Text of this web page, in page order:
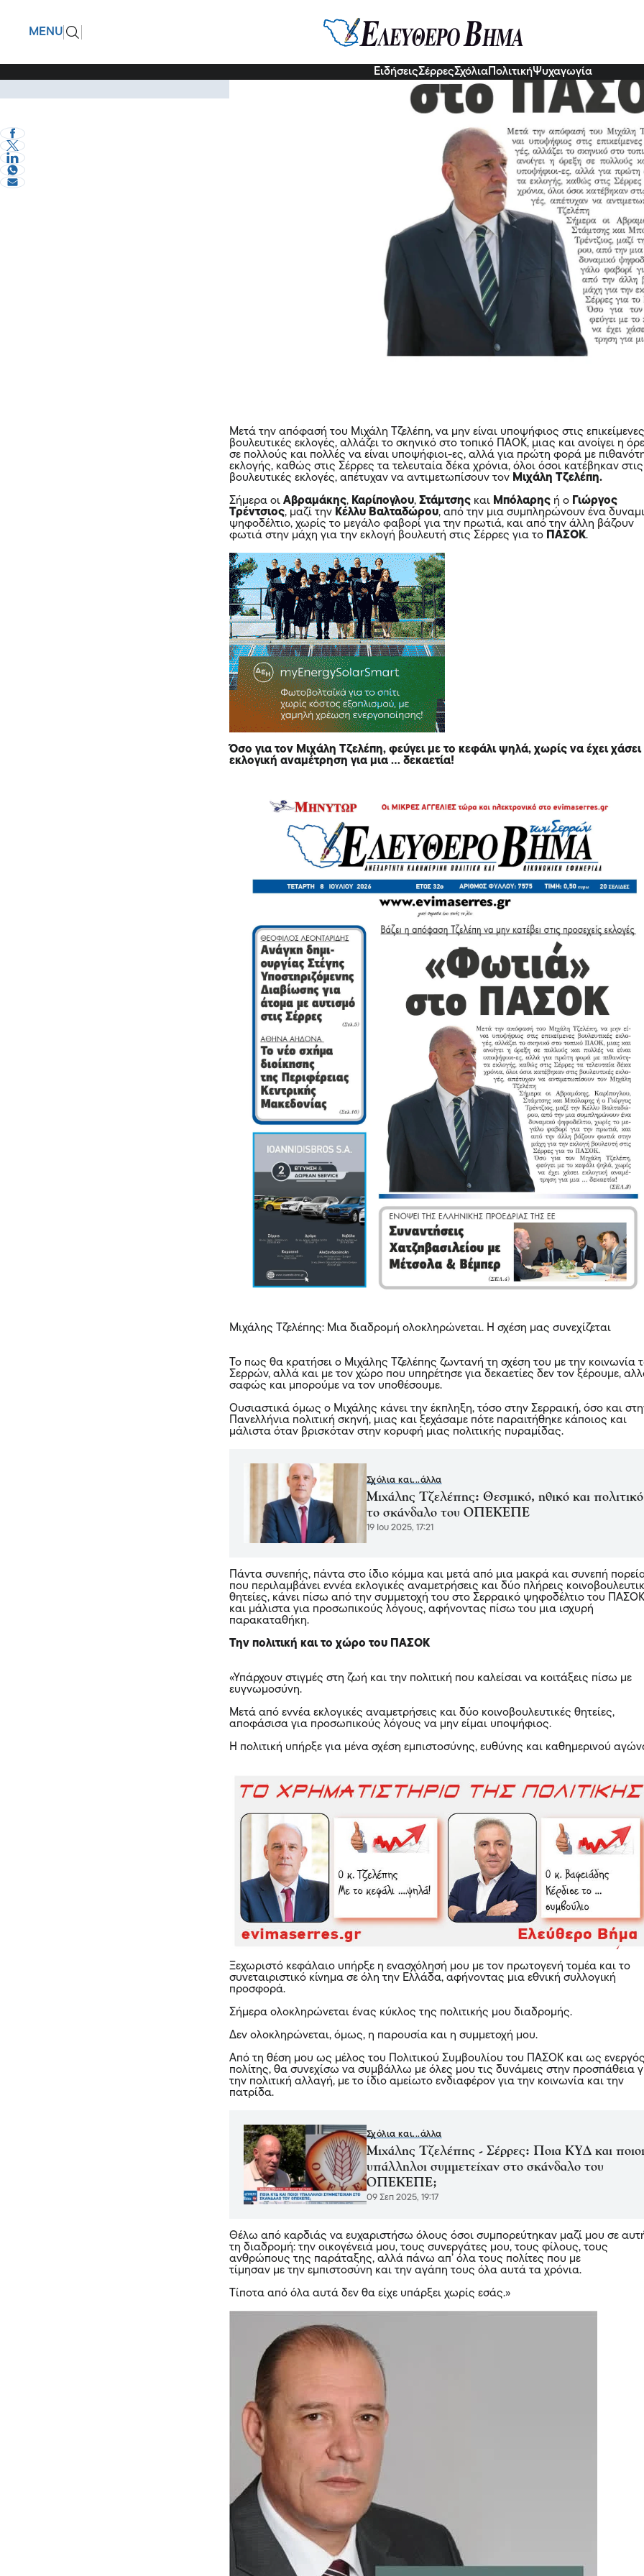
MENU
ΕιδήσειςΣέρρεςΣχόλια ΠολιτικήΨυχαγωγία
Φωτιά στο ΠΑΣΟΚ βάζει η απόφαση
προσεχείς εκλογές
χωρίς να έχει χάσει εκλογική αναμέτρηση για μια … δεκαετία!
Μετά την απόφασή του Μιχάλη Τζελέπη, να μην είναι υποψήφιος στις
βουλευτικές εκλογές, αλλάζει το σκηνικό στο τοπικό ΠΑΟΚ, μιας και ανοίγει η
σε πολλούς και πολλές να είναι υποψήφιοι-ες, αλλά για πρώτη φορά με
εκλογής, καθώς στις Σέρρες τα τελευταία δέκα χρόνια, όλοι όσοι κατέβηκαν στις
βουλευτικές εκλογές, απέτυχαν να αντιμετωπίσουν τον Μιχάλη Τζελέπη.
Σήμερα οιΑβραμάκης, Καρίπογλου,Στάμτσης και Μπόλαρης ή ο Γιώργος
Τρέντσιος, μαζί την Κέλλυ Βαλταδώρου, από την μια συμπληρώνουν ένα
ψηφοδέλτιο, χωρίς το μεγάλο φαβορί για την πρωτιά, και από την άλλη βάζουν
φωτιά στην μάχη για την εκλογή βουλευτή στις Σέρρες για το ΠΑΣΟΚ.
Όσο για τον Μιχάλη Τζελέπη, φεύγει με το κεφάλι ψηλά, χωρίς να έχει χάσει
εκλογική αναμέτρηση για μια … δεκαετία!
Μιχάλης Τζελέπης: Μια διαδρομή ολοκληρώνεται. Η σχέση μας συνεχίζεται
Το πως θα κρατήσει ο Μιχάλης Τζελέπης ζωντανή τη σχέση του με την κοινωνία
Σερρών, αλλά και με τον χώρο που υπηρέτησε για δεκαετίες δεν τον ξέρουμε,
σαφώς και μπορούμε να τον υποθέσουμε.
Ουσιαστικά όμως ο Μιχάλης κάνει την έκπληξη, τόσο στην Σερραική, όσο και
Πανελλήνια πολιτική σκηνή, μιας και ξεχάσαμε πότε παραιτήθηκε κάποιος και
μάλιστα όταν βρισκόταν στην κορυφή μιας πολιτικής πυραμίδας.
Σχόλια και...άλλα
Μιχάλης Τζελέπης: Θεσμικό, ηθικό και πολιτικό
το σκάνδαλο του ΟΠΕΚΕΠΕ
19 Ιου 2025, 17:21
Πάντα συνεπής, πάντα στο ίδιο κόμμα και μετά από μια μακρά και συνεπή
που περιλαμβάνει εννέα εκλογικές αναμετρήσεις και δύο πλήρεις
θητείες, κάνει πίσω από την συμμετοχή του στο Σερραικό ψηφοδέλτιο του
και μάλιστα για προσωπικούς λόγους, αφήνοντας πίσω του μια ισχυρή
παρακαταθήκη.
Την πολιτική και το χώρο του ΠΑΣΟΚ
«Υπάρχουν στιγμές στη ζωή και την πολιτική που καλείσαι να κοιτάξεις πίσω με
ευγνωμοσύνη.
Μετά από εννέα εκλογικές αναμετρήσεις και δύο κοινοβουλευτικές θητείες,
αποφάσισα για προσωπικούς λόγους να μην είμαι υποψήφιος.
Η πολιτική υπήρξε για μένα σχέση εμπιστοσύνης, ευθύνης και καθημερινού
Ξεχωριστό κεφάλαιο υπήρξε η ενασχόλησή μου με τον πρωτογενή τομέα και το
συνεταιριστικό κίνημα σε όλη την Ελλάδα, αφήνοντας μια εθνική συλλογική
προσφορά.
Σήμερα ολοκληρώνεται ένας κύκλος της πολιτικής μου διαδρομής.
Δεν ολοκληρώνεται, όμως, η παρουσία και η συμμετοχή μου.
Από τη θέση μου ως μέλος του Πολιτικού Συμβουλίου του ΠΑΣΟΚ και ως
πολίτης, θα συνεχίσω να συμβάλλω με όλες μου τις δυνάμεις στην προσπάθεια
την πολιτική αλλαγή, με το ίδιο αμείωτο ενδιαφέρον για την κοινωνία και την
πατρίδα.
Σχόλια και...άλλα
Μιχάλης Τζελέπης - Σέρρες: Ποια ΚΥΔ και ποιοι
υπάλληλοι συμμετείχαν στο σκάνδαλο του
ΟΠΕΚΕΠΕ;
09 Σεπ 2025, 19:17
Θέλω από καρδιάς να ευχαριστήσω όλους όσοι συμπορεύτηκαν μαζί μου σε
τη διαδρομή: την οικογένειά μου, τους συνεργάτες μου, τους φίλους, τους
ανθρώπους της παράταξης, αλλά πάνω απ’ όλα τους πολίτες που με
τίμησαν με την εμπιστοσύνη και την αγάπη τους όλα αυτά τα χρόνια.
Τίποτα από όλα αυτά δεν θα είχε υπάρξει χωρίς εσάς.»